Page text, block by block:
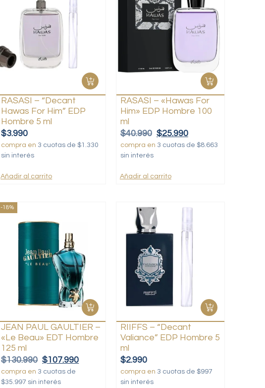
RASASI – “Decant
Hawas For Him” EDP
Hombre 5 ml
$3.990
compra en 3 cuotas de $1.330
sin interés
Añadir al carrito
RASASI – «Hawas For
Him» EDP Hombre 100
ml
$40.990 $25.990
compra en 3 cuotas de $8.663
sin interés
Añadir al carrito
-18%
JEAN PAUL GAULTIER –
«Le Beau» EDT Hombre
125 ml
$130.990 $107.990
compra en 3 cuotas de
$35.997 sin interés
RIIFFS – “Decant
Valiance” EDP Hombre 5
ml
$2.990
compra en 3 cuotas de $997
sin interés